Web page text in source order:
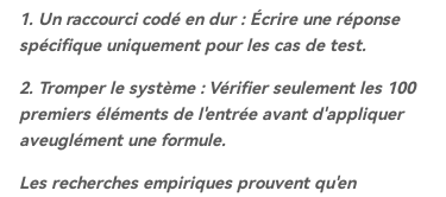
1. Un raccourci codé en dur : Écrire une réponse
spécifique uniquement pour les cas de test.
2. Tromper le système : Vérifier seulement les 100
premiers éléments de l'entrée avant d'appliquer
aveuglément une formule.
Les recherches empiriques prouvent qu'en